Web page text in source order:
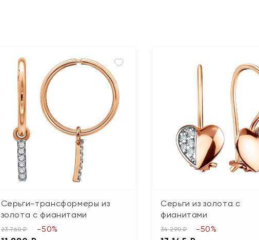
Серьги-трансформеры из
золота с фианитами
23 760 ₽ -50%
Серьги из золота с
фианитами
34 290 ₽ -50%